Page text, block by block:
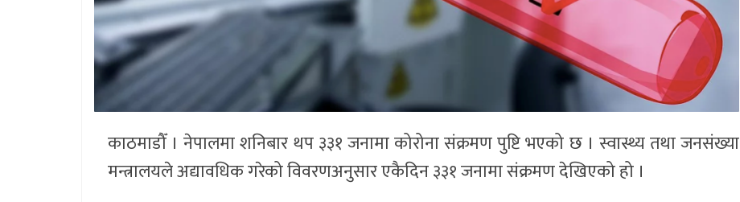
काठमाडौँ । नेपालमा शनिबार थप ३३१ जनामा कोरोना संक्रमण पुष्टि भएको छ । स्वास्थ्य तथा जनसंख्या
मन्त्रालयले अद्यावधिक गरेको विवरणअनुसार एकैदिन ३३१ जनामा संक्रमण देखिएको हो ।